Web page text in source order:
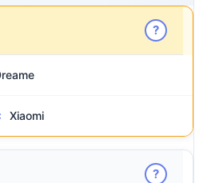
?
Xiaomi
?